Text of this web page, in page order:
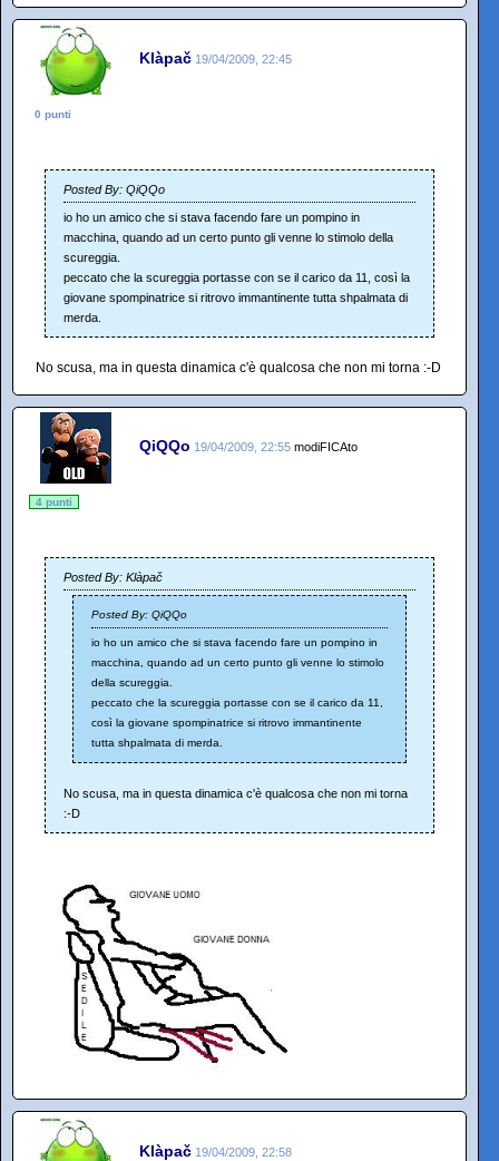
Klàpač 19/04/2009, 22:45
0 punti
Posted By: QiQQo
io ho un amico che si stava facendo fare un pompino in
macchina, quando ad un certo punto gli venne lo stimolo della
scureggia.
peccato che la scureggia portasse con se il carico da 11, così la
giovane spompinatrice si ritrovo immantinente tutta shpalmata di
merda.
No scusa, ma in questa dinamica c'è qualcosa che non mi torna :-D
QiQQo 19/04/2009, 22:55 modiFICAto
4 punti
Posted By: Klàpač
Posted By: QiQQo
io ho un amico che si stava facendo fare un pompino in
macchina, quando ad un certo punto gli venne lo stimolo
della scureggia.
peccato che la scureggia portasse con se il carico da 11,
così la giovane spompinatrice si ritrovo immantinente
tutta shpalmata di merda.
No scusa, ma in questa dinamica c'è qualcosa che non mi torna
:-D
Klàpač 19/04/2009, 22:58